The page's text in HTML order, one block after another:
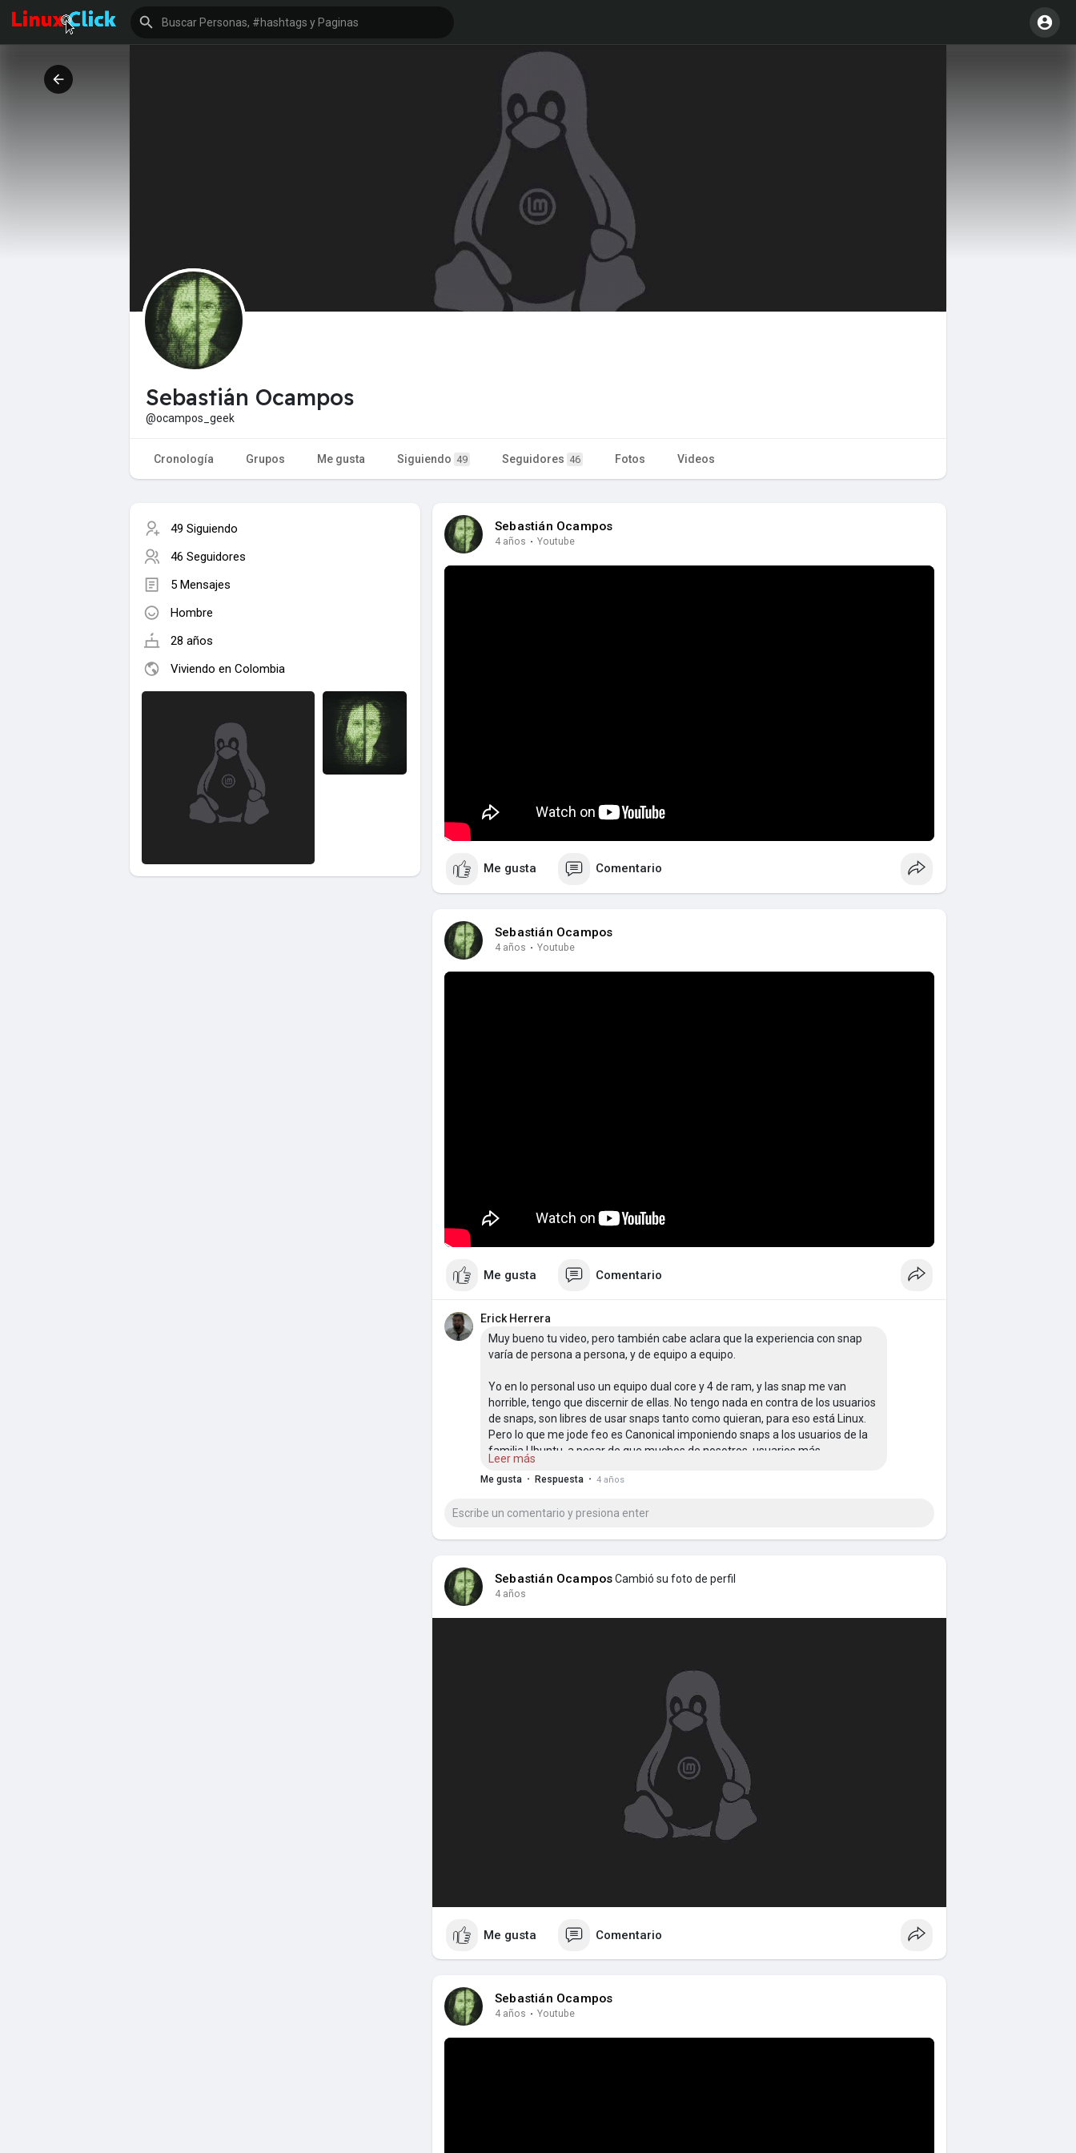
Sebastián Ocampos
@ocampos_geek
Cronología Grupos Me gusta Siguiendo 49 Seguidores 46 Fotos Videos
49 Siguiendo
46 Seguidores
5 Mensajes
Hombre
28 años
Viviendo en Colombia
Sebastián Ocampos
4 años · Youtube
Me gusta Comentario
Sebastián Ocampos
4 años · Youtube
Me gusta Comentario
Erick Herrera
Muy bueno tu video, pero también cabe aclara que la experiencia con snap
varía de persona a persona, y de equipo a equipo.
Yo en lo personal uso un equipo dual core y 4 de ram, y las snap me van
horrible, tengo que discernir de ellas. No tengo nada en contra de los usuarios
de snaps, son libres de usar snaps tanto como quieran, para eso está Linux.
Pero lo que me jode feo es Canonical imponiendo snaps a los usuarios de la
familia Ubuntu, a pesar de que muchos de nosotros, usuarios más
experimentados, no queremos usar snaps.
familia Ubuntu es borrar y purgar todas las snaps, y reemplazar esos
Leer más
Me gusta · Respuesta · 4 años
Sebastián OcamposCambió su foto de perfil
4 años
Me gusta Comentario
Sebastián Ocampos
4 años · Youtube